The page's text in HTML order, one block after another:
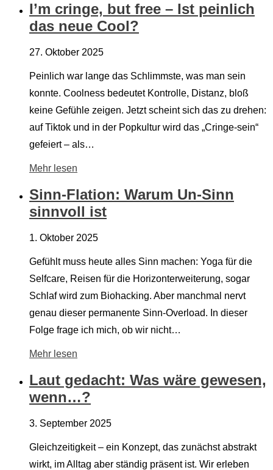
I’m cringe, but free – Ist peinlich
das neue Cool?
27. Oktober 2025
Peinlich war lange das Schlimmste, was man sein
konnte. Coolness bedeutet Kontrolle, Distanz, bloß
keine Gefühle zeigen. Jetzt scheint sich das zu drehen:
auf Tiktok und in der Popkultur wird das „Cringe-sein“
gefeiert – als…
Mehr lesen
Sinn-Flation: Warum Un-Sinn
sinnvoll ist
1. Oktober 2025
Gefühlt muss heute alles Sinn machen: Yoga für die
Selfcare, Reisen für die Horizonterweiterung, sogar
Schlaf wird zum Biohacking. Aber manchmal nervt
genau dieser permanente Sinn-Overload. In dieser
Folge frage ich mich, ob wir nicht…
Mehr lesen
Laut gedacht: Was wäre gewesen,
wenn…?
3. September 2025
Gleichzeitigkeit – ein Konzept, das zunächst abstrakt
wirkt, im Alltag aber ständig präsent ist. Wir erleben